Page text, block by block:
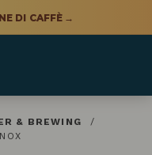
DI CAFFÈ →
& BREWING
/